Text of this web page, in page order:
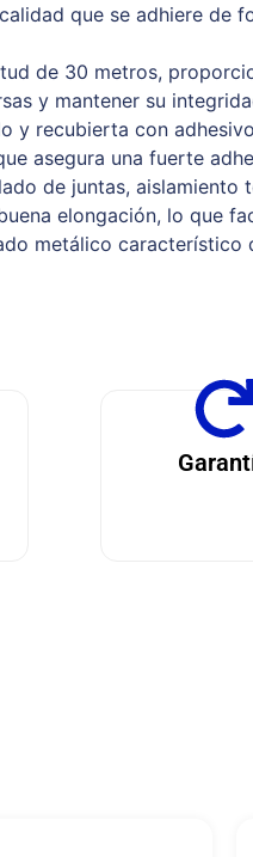
que se adhiere de
de 30 metros,
y mantener su
y recubierta con
asegura una fuerte
de juntas,
elongación, lo que
metálico característico